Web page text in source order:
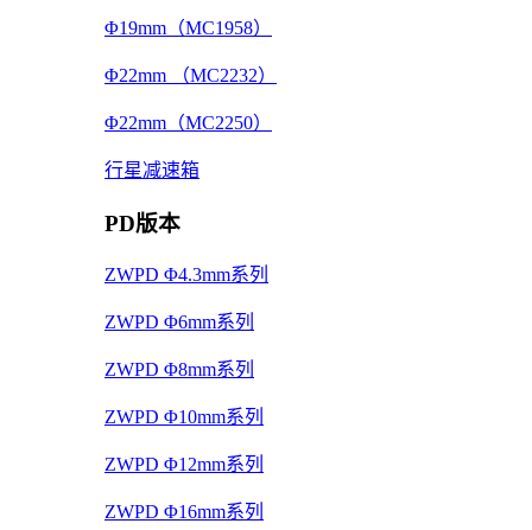
Φ19mm（MC1958）
Φ22mm （MC2232）
Φ22mm（MC2250）
行星减速箱
PD版本
ZWPD Φ4.3mm系列
ZWPD Φ6mm系列
ZWPD Φ8mm系列
ZWPD Φ10mm系列
ZWPD Φ12mm系列
ZWPD Φ16mm系列